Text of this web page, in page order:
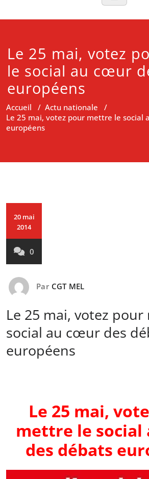
Le 25 mai, votez
le social au cœur
européens
Accueil / Actu nationale /
Le 25 mai, votez pour mettre le social
européens
20 mai
2014
0
Par CGT MEL
Le 25 mai, votez
social au cœur des
européens
Le 25 mai,
mettre le
des débats